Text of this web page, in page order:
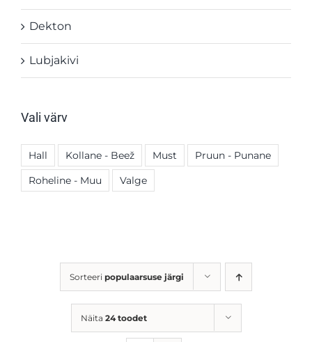
Sorteeri populaarsuse järgi
Näita 24 toodet
Dekton
Lubjakivi
Vali värv
Hall Kollane - Beež Must
Pruun - Punane
Roheline - Muu
Valge